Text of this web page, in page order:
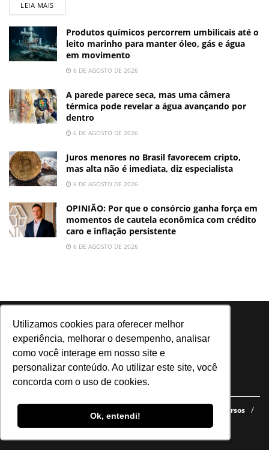
Utilizamos cookies para oferecer melhor
experiência, melhorar o desempenho, analisar
como você interage em nosso site e
personalizar conteúdo. Ao utilizar este site, você
concorda com o uso de cookies.
Ok, entendi!
LEIA MAIS
Produtos químicos percorrem umbilicais até o
leito marinho para manter óleo, gás e água
em movimento
6 DE AGOSTO DE 2026
A parede parece seca, mas uma câmera
térmica pode revelar a água avançando por
dentro
6 DE AGOSTO DE 2026
Juros menores no Brasil favorecem cripto,
mas alta não é imediata, diz especialista
6 DE AGOSTO DE 2026
OPINIÃO: Por que o consórcio ganha força em
momentos de cautela econômica com crédito
caro e inflação persistente
6 DE AGOSTO DE 2026
Notícias, análises e dados para você tomar as melhores decisões.
Navegue no site
Quem somos
Cursos
Política de privacidade